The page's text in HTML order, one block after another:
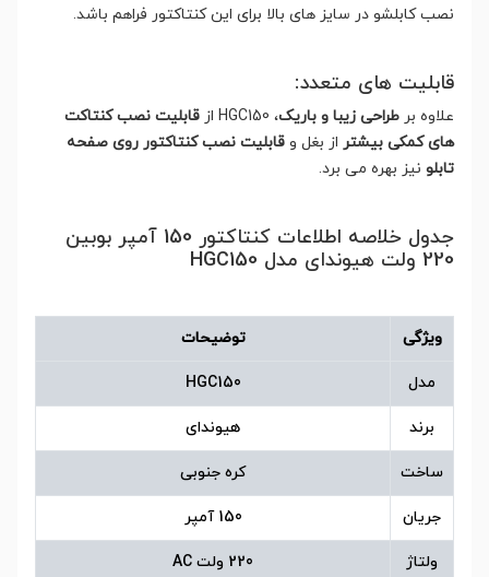
نصب کابلشو در سایز های بالا برای این کنتاکتور فراهم باشد.
قابلیت های متعدد:
علاوه بر طراحی زیبا و باریک، HGC150 از
قابلیت نصب کنتاکت
های کمکی بیشتر از بغل و قابلیت نصب کنتاکتور روی صفحه
تابلو نیز بهره می برد.
جدول خلاصه اطلاعات کنتاکتور 150 آمپر بوبین
220 ولت هیوندای مدل HGC150
ویژگی توضیحات
مدل HGC150
برند هیوندای
ساخت کره جنوبی
جریان 150 آمپر
ولتاژ
220 ولت AC